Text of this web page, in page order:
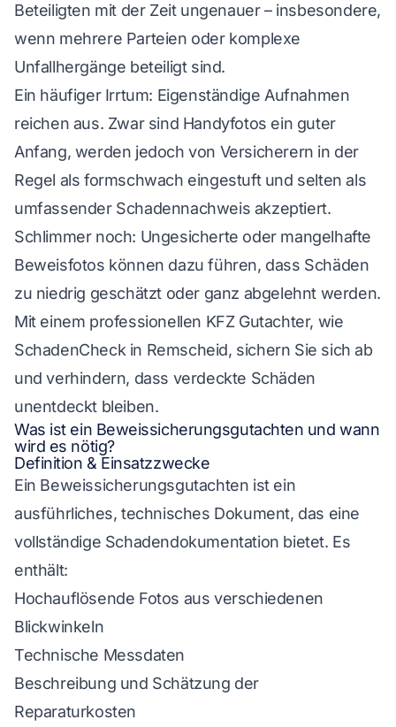
Beteiligten mit der Zeit ungenauer – insbesondere,
wenn mehrere Parteien oder komplexe
Unfallhergänge beteiligt sind.
Ein häufiger Irrtum: Eigenständige Aufnahmen
reichen aus. Zwar sind Handyfotos ein guter
Anfang, werden jedoch von Versicherern in der
Regel als formschwach eingestuft und selten als
umfassender Schadennachweis akzeptiert.
Schlimmer noch: Ungesicherte oder mangelhafte
Beweisfotos können dazu führen, dass Schäden
zu niedrig geschätzt oder ganz abgelehnt werden.
Mit einem professionellen KFZ Gutachter, wie
SchadenCheck in Remscheid, sichern Sie sich ab
und verhindern, dass verdeckte Schäden
unentdeckt bleiben.
Was ist ein Beweissicherungsgutachten und wann
wird es nötig?
Definition & Einsatzzwecke
Ein Beweissicherungsgutachten ist ein
ausführliches, technisches Dokument, das eine
vollständige Schadendokumentation bietet. Es
enthält:
Hochauflösende Fotos aus verschiedenen
Blickwinkeln
Technische Messdaten
Beschreibung und Schätzung der
Reparaturkosten